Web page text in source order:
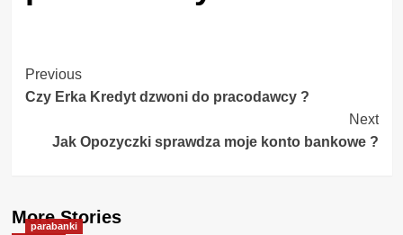
Post
Navigation
Previous
Czy Erka Kredyt dzwoni do pracodawcy ?
Next
Jak Opozyczki sprawdza moje konto bankowe ?
More Stories
parabanki